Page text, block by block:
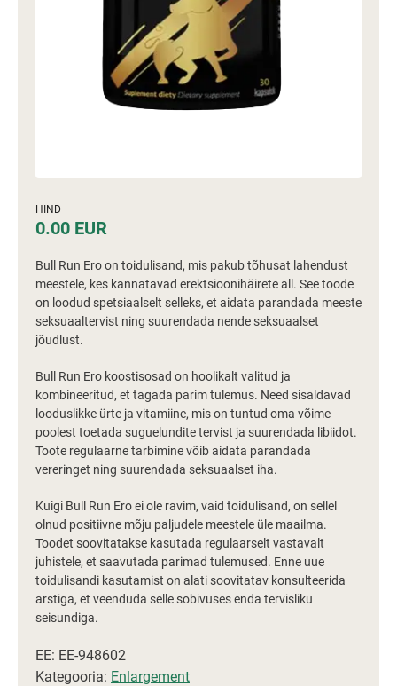
HIND
0.00 EUR
Bull Run Ero on toidulisand, mis pakub tõhusat lahendust
meestele, kes kannatavad erektsioonihäirete all. See toode
on loodud spetsiaalselt selleks, et aidata parandada meeste
seksuaaltervist ning suurendada nende seksuaalset
jõudlust.
Bull Run Ero koostisosad on hoolikalt valitud ja
kombineeritud, et tagada parim tulemus. Need sisaldavad
looduslikke ürte ja vitamiine, mis on tuntud oma võime
poolest toetada suguelundite tervist ja suurendada libiidot.
Toote regulaarne tarbimine võib aidata parandada
vereringet ning suurendada seksuaalset iha.
Kuigi Bull Run Ero ei ole ravim, vaid toidulisand, on sellel
olnud positiivne mõju paljudele meestele üle maailma.
Toodet soovitatakse kasutada regulaarselt vastavalt
juhistele, et saavutada parimad tulemused. Enne uue
toidulisandi kasutamist on alati soovitatav konsulteerida
arstiga, et veenduda selle sobivuses enda tervisliku
seisundiga.
EE: EE-948602
Kategooria: Enlargement